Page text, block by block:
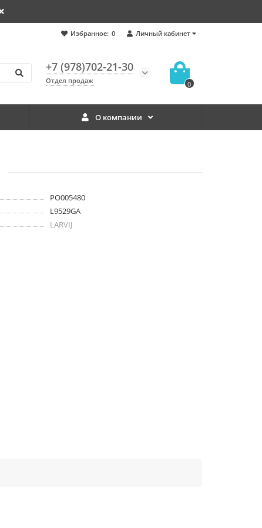
Личный кабинет
Избранное: 0
+7 (978)702-21-30
Отдел продаж 0
О компании
PO005480
L9529GA
LARVIJ